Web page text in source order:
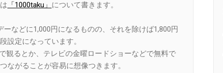
「1000taku」 について書きます。
などに1,000円になるものの、それを除けば1,800円
設定になっています。
観るとか、テレビの金曜ロードショーなどで無料で
ながることが容易に想像つきます。